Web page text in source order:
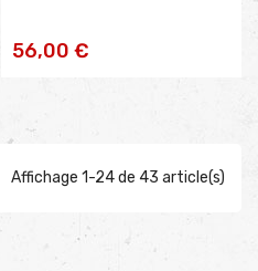
56,00 €AJOUTER AU
Affichage 1-24 de 43 article(s)